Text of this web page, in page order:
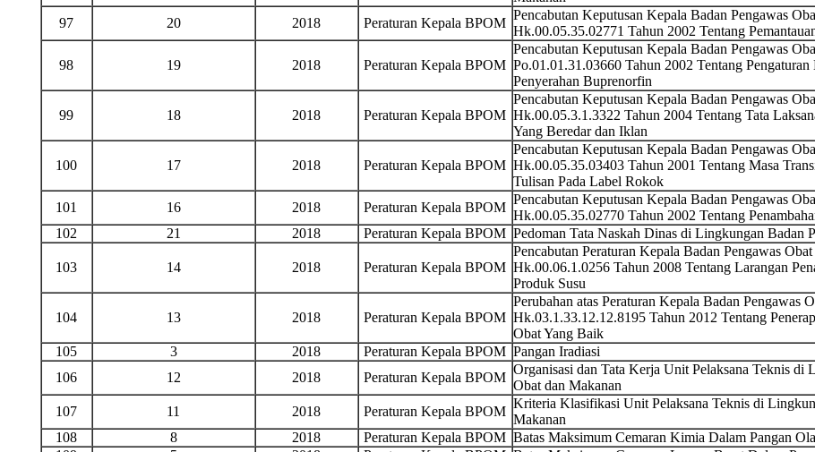
97 20 2018 Peraturan Kepala BPOM
Pencabutan Keputusan Kepala Badan Pengawas
Hk.00.05.35.02771 Tahun 2002 Tentang
98 19 2018 Peraturan Kepala BPOM
Pencabutan Keputusan Kepala Badan Pengawas
Po.01.01.31.03660 Tahun 2002 Tentang Pengaturan
Penyerahan Buprenorfin
99 18 2018 Peraturan Kepala BPOM
Pencabutan Keputusan Kepala Badan Pengawas
Hk.00.05.3.1.3322 Tahun 2004 Tentang Tata
Yang Beredar dan Iklan
100 17 2018 Peraturan Kepala BPOM
Pencabutan Keputusan Kepala Badan Pengawas
Hk.00.05.35.03403 Tahun 2001 Tentang Masa
Tulisan Pada Label Rokok
101 16 2018 Peraturan Kepala BPOM
Pencabutan Keputusan Kepala Badan Pengawas
Hk.00.05.35.02770 Tahun 2002 Tentang
102
21 2018 Peraturan Kepala BPOM Pedoman Tata Naskah Dinas di Lingkungan Badan
103 14 2018 Peraturan Kepala BPOM
Pencabutan Peraturan Kepala Badan Pengawas
Hk.00.06.1.0256 Tahun 2008 Tentang Larangan
Produk Susu
104 13 2018 Peraturan Kepala BPOM
Perubahan atas Peraturan Kepala Badan Pengawas
Hk.03.1.33.12.12.8195 Tahun 2012 Tentang
Obat Yang Baik
105 3 2018 Peraturan Kepala BPOM Pangan Iradiasi
106
12 2018 Peraturan Kepala BPOM
Organisasi dan Tata Kerja Unit Pelaksana Teknis di
Obat dan Makanan
107 11 2018 Peraturan Kepala BPOM
Kriteria Klasifikasi Unit Pelaksana Teknis di
Makanan
108
8 2018 Peraturan Kepala BPOM Batas Maksimum Cemaran Kimia Dalam Pangan